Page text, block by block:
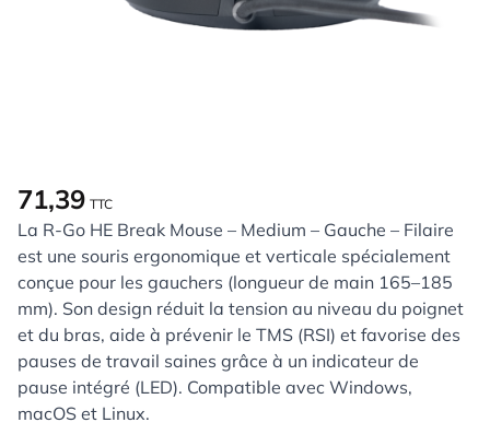
71,39 TTC
La R-Go HE Break Mouse – Medium – Gauche – Filaire
est une souris ergonomique et verticale spécialement
conçue pour les gauchers (longueur de main 165–185
mm). Son design réduit la tension au niveau du poignet
et du bras, aide à prévenir le TMS (RSI) et favorise des
pauses de travail saines grâce à un indicateur de
pause intégré (LED). Compatible avec Windows,
macOS et Linux.